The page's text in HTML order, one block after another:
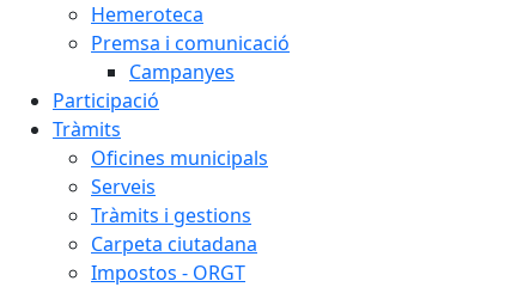
Hemeroteca
Premsa i comunicació
Campanyes
Participació
Tràmits
Oficines municipals
Serveis
Tràmits i gestions
Carpeta ciutadana
Impostos - ORGT